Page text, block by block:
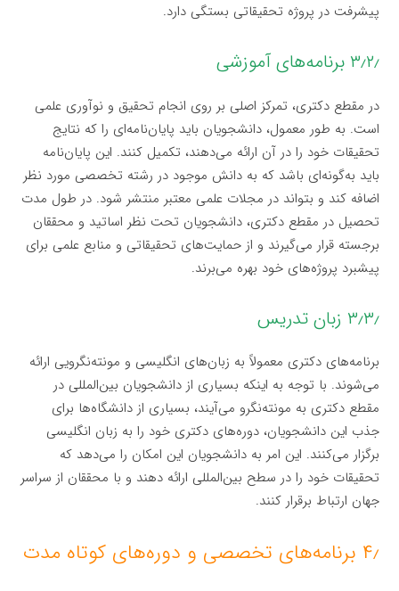
پیشرفت در پروژه تحقیقاتی بستگی دارد.
۳٫۲٫ برنامه‌های آموزشی
در مقطع دکتری، تمرکز اصلی بر روی انجام تحقیق و نوآوری علمی
است. به طور معمول، دانشجویان باید پایان‌نامه‌ای را که نتایج
تحقیقات خود را در آن ارائه می‌دهند، تکمیل کنند. این پایان‌نامه
باید به‌گونه‌ای باشد که به دانش موجود در رشته تخصصی مورد نظر
اضافه کند و بتواند در مجلات علمی معتبر منتشر شود. در طول مدت
تحصیل در مقطع دکتری، دانشجویان تحت نظر اساتید و محققان
برجسته قرار می‌گیرند و از حمایت‌های تحقیقاتی و منابع علمی برای
پیشبرد پروژه‌های خود بهره می‌برند.
۳٫۳٫ زبان تدریس
برنامه‌های دکتری معمولاً به زبان‌های انگلیسی و مونته‌نگرویی ارائه
می‌شوند. با توجه به اینکه بسیاری از دانشجویان بین‌المللی در
مقطع دکتری به مونته‌نگرو می‌آیند، بسیاری از دانشگاه‌ها برای
جذب این دانشجویان، دوره‌های دکتری خود را به زبان انگلیسی
برگزار می‌کنند. این امر به دانشجویان این امکان را می‌دهد که
تحقیقات خود را در سطح بین‌المللی ارائه دهند و با محققان از سراسر
جهان ارتباط برقرار کنند.
۴٫ برنامه‌های تخصصی و دوره‌های کوتاه مدت